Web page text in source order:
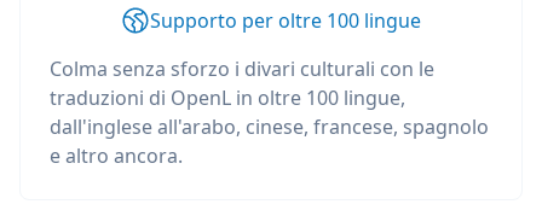
Supporto per oltre 100 lingue
Colma senza sforzo i divari culturali con le
traduzioni di OpenL in oltre 100 lingue,
dall'inglese all'arabo, cinese, francese, spagnolo
e altro ancora.